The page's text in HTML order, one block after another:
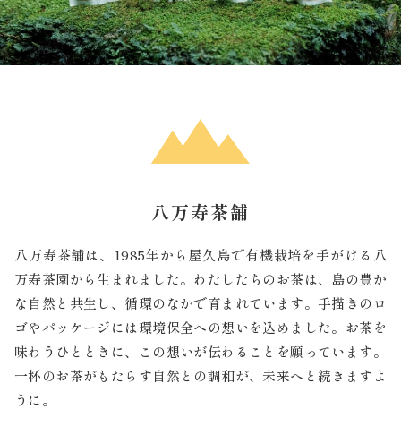
八万寿茶舗
八万寿茶舗は、1985年から屋久島で有機栽培を手がける八
万寿茶園から生まれました。わたしたちのお茶は、島の豊か
な自然と共生し、循環のなかで育まれています。手描きのロ
ゴやパッケージには環境保全への想いを込めました。お茶を
味わうひとときに、この想いが伝わることを願っています。
一杯のお茶がもたらす自然との調和が、未来へと続きますよ
うに。